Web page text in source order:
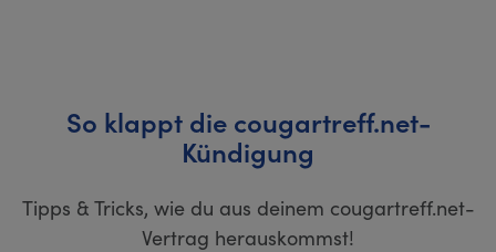
So klappt die cougartreff.net-
Kündigung
Tipps & Tricks, wie du aus deinem cougartreff.net-
Vertrag herauskommst!